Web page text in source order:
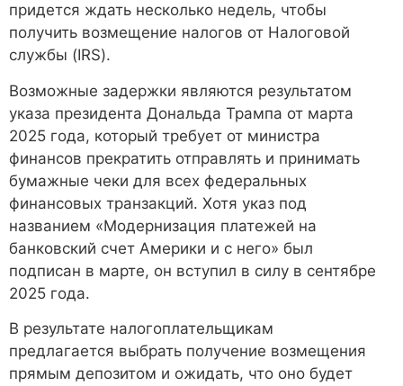
придется ждать несколько недель, чтобы
получить возмещение налогов от Налоговой
службы (IRS).
Возможные задержки являются результатом
указа президента Дональда Трампа от марта
2025 года, который требует от министра
финансов прекратить отправлять и принимать
бумажные чеки для всех федеральных
финансовых транзакций. Хотя указ под
названием «Модернизация платежей на
банковский счет Америки и с него» был
подписан в марте, он вступил в силу в сентябре
2025 года.
В результате налогоплательщикам
предлагается выбрать получение возмещения
прямым депозитом и ожидать, что оно будет